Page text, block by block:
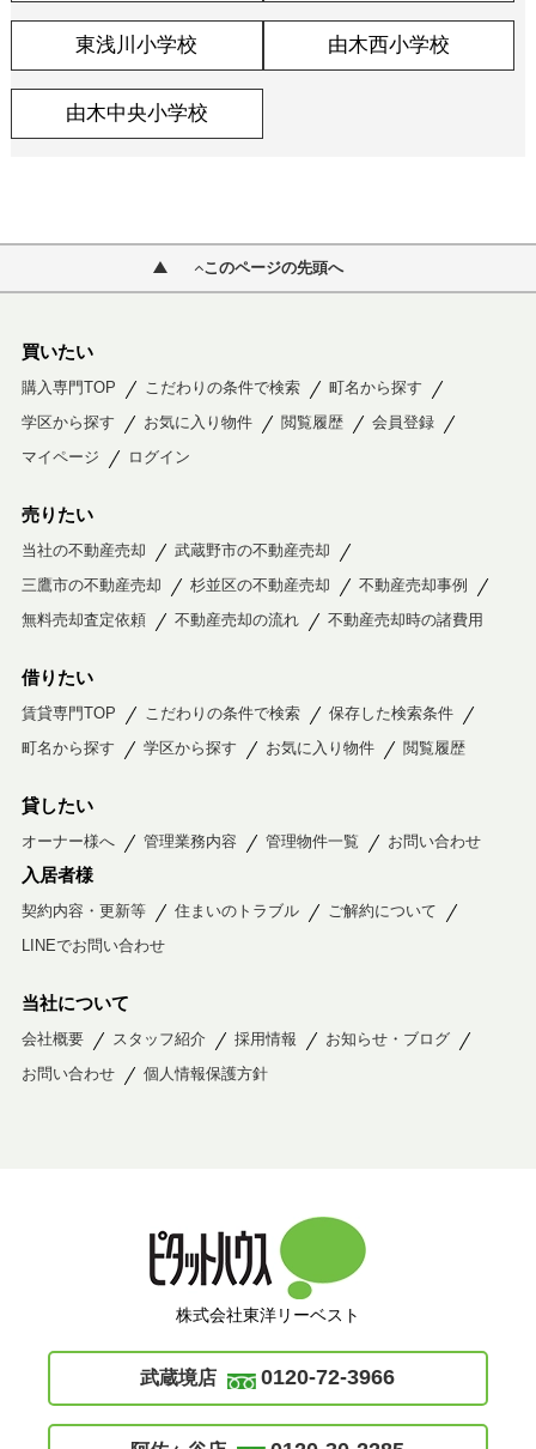
東浅川小学校 由木西小学校
由木中央小学校
このページの先頭へ
買いたい
購入専門TOP こだわりの条件で検索
町名から探す
学区から探す
お気に入り物件 閲覧履歴
会員登録
マイページ
ログイン
売りたい
当社の不動産売却
武蔵野市の不動産売却
三鷹市の不動産売却
杉並区の不動産売却
不動産売却事例
無料売却査定依頼
不動産売却の流れ 不動産売却時の諸費用
借りたい
賃貸専門TOP こだわりの条件で検索
保存した検索条件
町名から探す
学区から探す お気に入り物件 閲覧履歴
貸したい
オーナー様へ 管理業務内容 管理物件一覧 お問い合わせ
入居者様
契約内容・更新等 住まいのトラブル
ご解約について
LINEでお問い合わせ
当社について
会社概要 スタッフ紹介 採用情報
お知らせ・ブログ
お問い合わせ
個人情報保護方針
株式会社東洋リーベスト
武蔵境店 0120-72-3966